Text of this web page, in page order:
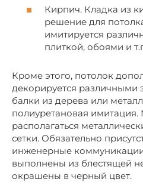
Кирпич. Кладка из
решение для
имитируется
плиткой, обоями и
Кроме этого, потолок
декорируется различными
балки из дерева или
полиуретановая
располагаться
сетки. Обязательно
инженерные
выполнены из блестящей
окрашены в черный цвет.